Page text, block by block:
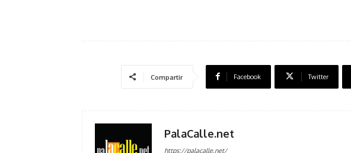
Compartir Facebook Twitter
PalaCalle.net
https://palacalle.net/